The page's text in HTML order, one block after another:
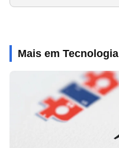
Mais em Tecnologia